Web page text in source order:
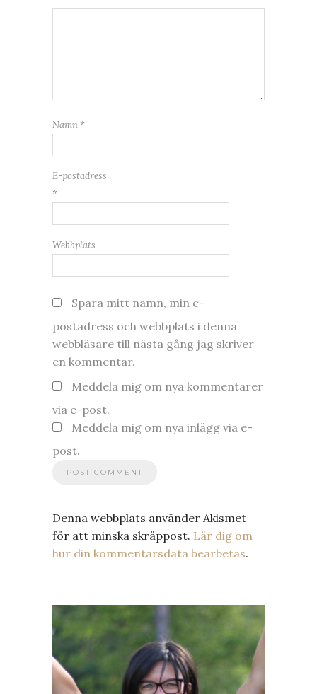
Namn *
E-postadress
*
Webbplats
Spara mitt namn, min e-
postadress och webbplats i denna
webbläsare till nästa gång jag skriver
en kommentar.
Meddela mig om nya kommentarer
via e-post.
Meddela mig om nya inlägg via e-
post.
Denna webbplats använder Akismet
för att minska skräppost. Lär dig om
hur din kommentarsdata bearbetas.